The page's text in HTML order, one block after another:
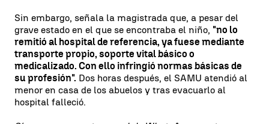
Sin embargo, señala la magistrada que, a pesar del
grave estado en el que se encontraba el niño, "no lo
remitió al hospital de referencia, ya fuese mediante
transporte propio, soporte vital básico o
medicalizado. Con ello infringió normas básicas de
su profesión". Dos horas después, el SAMU atendió al
menor en casa de los abuelos y tras evacuarlo al
hospital falleció.